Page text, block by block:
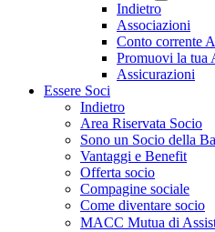
Indietro
Associazioni
Conto corrente
Promuovi la tua
Assicurazioni
Essere Soci
Indietro
Area Riservata Socio
Sono un Socio della
Vantaggi e Benefit
Offerta socio
Compagine sociale
Come diventare socio
MACC Mutua di